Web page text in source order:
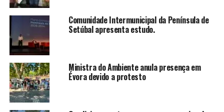
Comunidade Intermunicipal da Península de
Setúbal apresenta estudo.
Ministra do Ambiente anula presença em
Évora devido a protesto